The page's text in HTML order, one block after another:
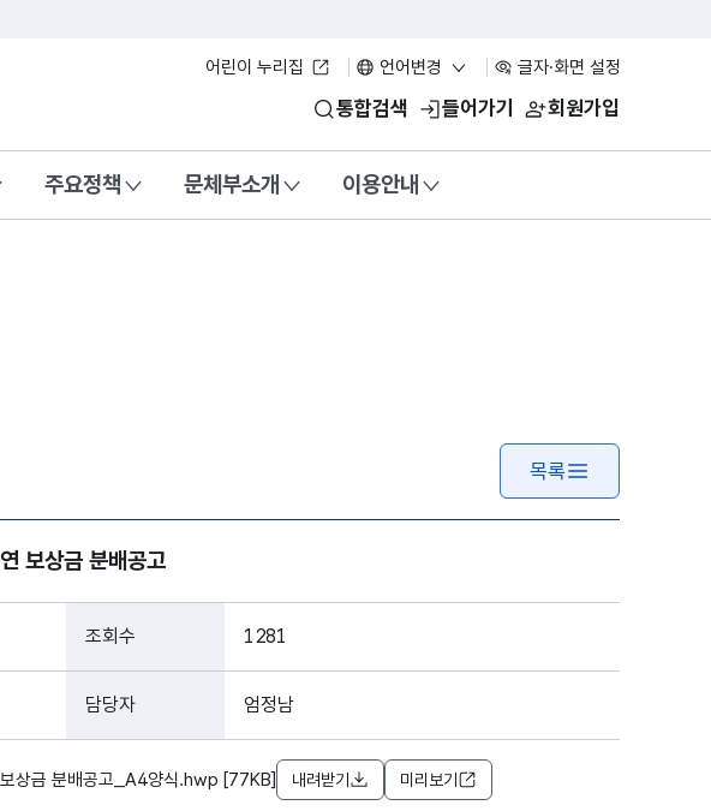
어린이 누리집 언어변경 글자·화면 설정
국 통합검색 들어가기 회원가입
주요정책 문체부소개 이용안내
목록
보상금 분배공고
조회수 1281
담당자 엄정남
상금 분배공고_A4양식.hwp [77KB] 내려받기 미리보기